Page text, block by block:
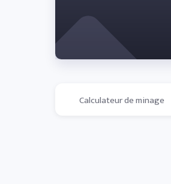
Calculateur de minage